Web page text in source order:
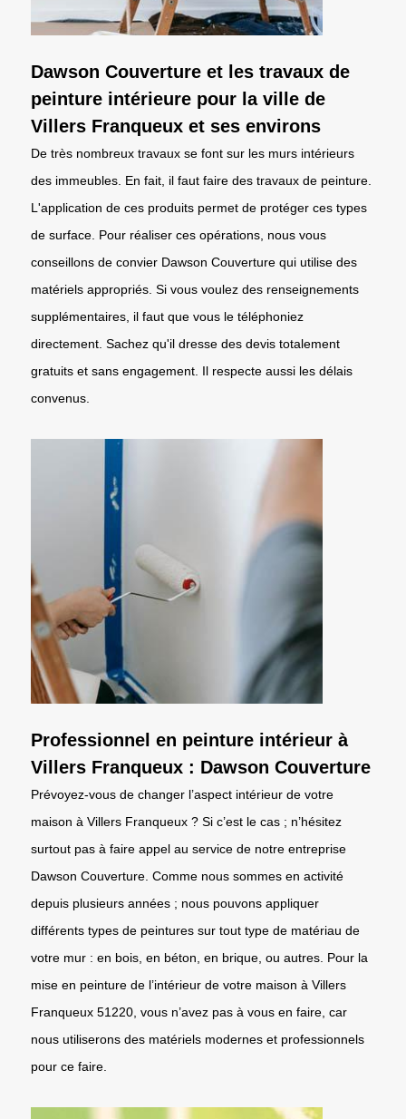
Dawson Couverture et les travaux de
peinture intérieure pour la ville de
Villers Franqueux et ses environs
De très nombreux travaux se font sur les murs intérieurs
des immeubles. En fait, il faut faire des travaux de peinture.
L'application de ces produits permet de protéger ces types
de surface. Pour réaliser ces opérations, nous vous
conseillons de convier Dawson Couverture qui utilise des
matériels appropriés. Si vous voulez des renseignements
supplémentaires, il faut que vous le téléphoniez
directement. Sachez qu'il dresse des devis totalement
gratuits et sans engagement. Il respecte aussi les délais
convenus.
Professionnel en peinture intérieur à
Villers Franqueux : Dawson Couverture
Prévoyez-vous de changer l’aspect intérieur de votre
maison à Villers Franqueux ? Si c’est le cas ; n’hésitez
surtout pas à faire appel au service de notre entreprise
Dawson Couverture. Comme nous sommes en activité
depuis plusieurs années ; nous pouvons appliquer
différents types de peintures sur tout type de matériau de
votre mur : en bois, en béton, en brique, ou autres. Pour la
mise en peinture de l’intérieur de votre maison à Villers
Franqueux 51220, vous n’avez pas à vous en faire, car
nous utiliserons des matériels modernes et professionnels
pour ce faire.